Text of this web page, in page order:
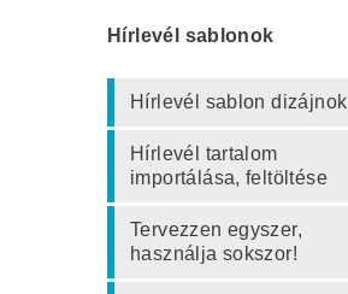
Hírlevél sablonok
Hírlevél sablon dizájnok
Hírlevél tartalom
importálása, feltöltése
Tervezzen egyszer,
használja sokszor!